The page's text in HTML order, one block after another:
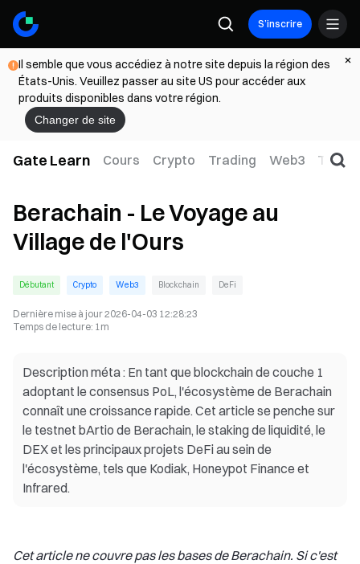
S’inscrire
Il semble que vous accédiez à notre site depuis la région des
États-Unis. Veuillez passer au site US pour accéder aux
produits disponibles dans votre région.
Changer de site
Gate Learn Cours Crypto Trading Web3 TradFi
Berachain - Le Voyage au
Village de l'Ours
Débutant Crypto Web3 Blockchain DeFi
Dernière mise à jour2026-04-03 12:28:23
Temps de lecture: 1m
Description méta : En tant que blockchain de couche 1
adoptant le consensus PoL, l'écosystème de Berachain
connaît une croissance rapide. Cet article se penche sur
le testnet bArtio de Berachain, le staking de liquidité, le
DEX et les principaux projets DeFi au sein de
l'écosystème, tels que Kodiak, Honeypot Finance et
Infrared.
Cet article ne couvre pas les bases de Berachain. Si c'est